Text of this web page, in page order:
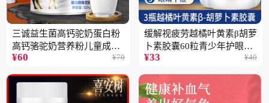
三诚益生菌高钙驼奶蛋白粉
高钙骆驼奶营养粉儿童成人
中老年高蛋白4桶
¥60 ¥70
缓解视疲劳越橘叶黄素β胡萝
卜素胶囊60粒青少年护眼中
老年保健品一瓶
¥33 ¥40